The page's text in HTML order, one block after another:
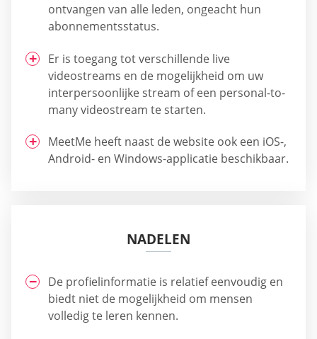
ontvangen van alle leden, ongeacht hun
abonnementsstatus.
Er is toegang tot verschillende live
videostreams en de mogelijkheid om uw
interpersoonlijke stream of een personal-to-
many videostream te starten.
MeetMe heeft naast de website ook een iOS-,
Android- en Windows-applicatie beschikbaar.
NADELEN
De profielinformatie is relatief eenvoudig en
biedt niet de mogelijkheid om mensen
volledig te leren kennen.